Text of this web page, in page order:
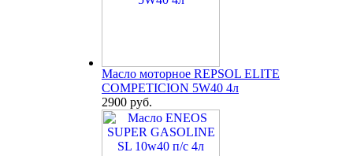
Масло моторное REPSOL ELITE
COMPETICION 5W40 4л
2900 руб.